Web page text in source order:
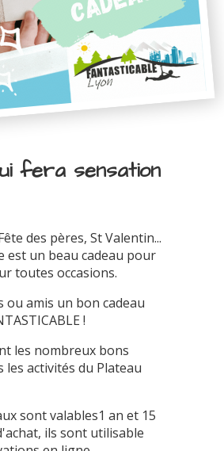
fera sensation
des pères, St Valentin...
est un beau cadeau pour
toutes occasions.
ou amis un bon cadeau
!
les nombreux bons
activités du Plateau
sont valables1 an et 15
ils sont utilisable